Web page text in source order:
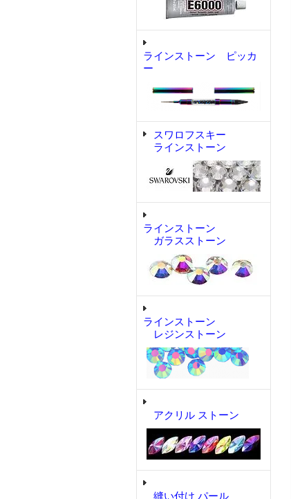
ラインストーン ピッカ
ー
スワロフスキー
ラインストーン
ラインストーン
ガラスストーン
ラインストーン
レジンストーン
アクリル ストーン
縫い付け パール